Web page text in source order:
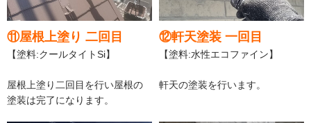
⑪屋根上塗り 二回目
【塗料:クールタイトSi】
屋根上塗り二回目を行い屋根の
塗装は完了になります。
⑫軒天塗装 一回目
【塗料:水性エコファイン】
軒天の塗装を行います。